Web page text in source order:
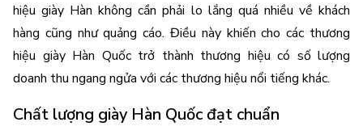
hiệu giày Hàn không cần phải lo lắng quá nhiều về khách
hàng cũng như quảng cáo. Điều này khiến cho các thương
hiệu giày Hàn Quốc trở thành thương hiệu có số lượng
doanh thu ngang ngửa với các thương hiệu nổi tiếng khác.
Chất lượng giày Hàn Quốc đạt chuẩn